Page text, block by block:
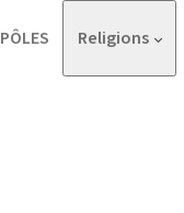
PÔLES Religions